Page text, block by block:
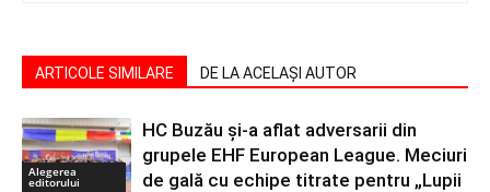
ARTICOLE SIMILARE DE LA ACELAȘI AUTOR
Alegerea
editorului
HC Buzău și-a aflat adversarii din
grupele EHF European League. Meciuri
de gală cu echipe titrate pentru „Lupii